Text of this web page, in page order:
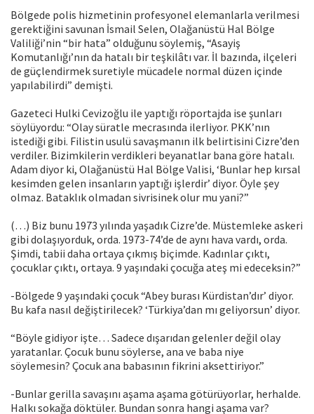
Bölgede polis hizmetinin profesyonel elemanlarla verilmesi
gerektiğini savunan İsmail Selen, Olağanüstü Hal Bölge
Valiliği’nin “bir hata” olduğunu söylemiş, “Asayiş
Komutanlığı’nın da hatalı bir teşkilâtı var. İl bazında, ilçeleri
de güçlendirmek suretiyle mücadele normal düzen içinde
yapılabilirdi” demişti.
Gazeteci Hulki Cevizoğlu ile yaptığı röportajda ise şunları
söylüyordu: “Olay süratle mecrasında ilerliyor. PKK’nın
istediği gibi. Filistin usulü savaşmanın ilk belirtisini Cizre’den
verdiler. Bizimkilerin verdikleri beyanatlar bana göre hatalı.
Adam diyor ki, Olağanüstü Hal Bölge Valisi, ‘Bunlar hep kırsal
kesimden gelen insanların yaptığı işlerdir’ diyor. Öyle şey
olmaz. Bataklık olmadan sivrisinek olur mu yani?”
(…) Biz bunu 1973 yılında yaşadık Cizre’de. Müstemleke askeri
gibi dolaşıyorduk, orda. 1973-74’de de aynı hava vardı, orda.
Şimdi, tabii daha ortaya çıkmış biçimde. Kadınlar çıktı,
çocuklar çıktı, ortaya. 9 yaşındaki çocuğa ateş mi edeceksin?”
-Bölgede 9 yaşındaki çocuk “Abey burası Kürdistan’dır’ diyor.
Bu kafa nasıl değiştirilecek? ‘Türkiya’dan mı geliyorsun’ diyor.
“Böyle gidiyor işte… Sadece dışarıdan gelenler değil olay
yaratanlar. Çocuk bunu söylerse, ana ve baba niye
söylemesin? Çocuk ana babasının fikrini aksettiriyor.”
-Bunlar gerilla savaşını aşama aşama götürüyorlar, herhalde.
Halkı sokağa döktüler. Bundan sonra hangi aşama var?